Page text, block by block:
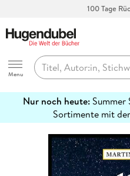
100 Tage
Hugendubel
Menu
Nur noch heute: Summer
Sortimente mit
erfahren